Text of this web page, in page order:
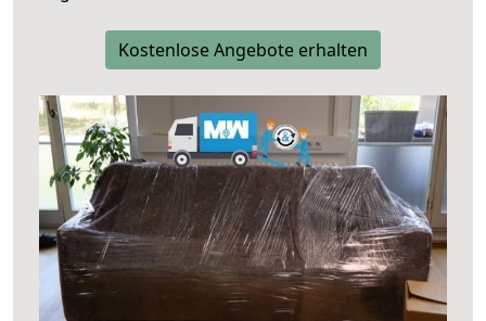
Kostenlose Angebote erhalten